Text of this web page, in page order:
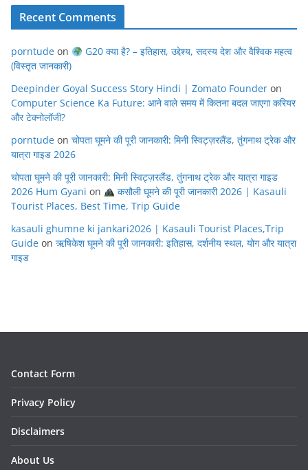
Recent Comments
porntude on
G20 क्या है? – इतिहास, उद्देश्य, सदस्य देश और वैश्विक महत्व
(विस्तृत जानकारी)
Deepinder Goyal Success Story Hindi | Zomato Founder on
Computer Science Ka Future: आने वाले समय में कितना बदल जाएगा करियर
और टेक्नोलॉजी?
porntude on चोपता घूमने की पूरी जानकारी: मिनी स्विट्ज़रलैंड, तुंगनाथ ट्रेक और
यात्रा गाइड 2026
चोपता घूमने की पूरी जानकारी: मिनी स्विट्ज़रलैंड, तुंगनाथ ट्रेक और यात्रा गाइड
2026 Hum Gyani on
कसौली घूमने की पूरी जानकारी 2026 | Kasauli
Tourist Places, Best Time, Trip Guide
kasauli ghumne ki jankari2026 | Kasauli Tourist Places,Trip
Guide on ऋषिकेश घूमने की पूरी जानकारी: इतिहास, दर्शनीय स्थल, योग और यात्रा
गाइड
Contact Form
Privacy Policy
Disclaimers
About Us